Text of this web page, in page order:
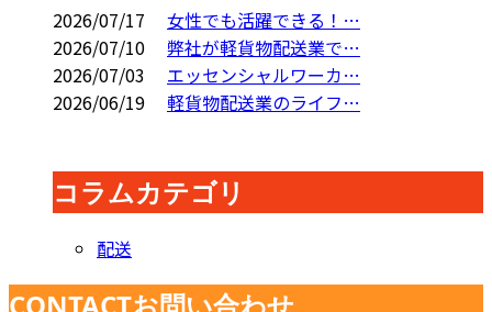
2026/07/17
女性でも活躍できる！…
2026/07/10
弊社が軽貨物配送業で…
2026/07/03
エッセンシャルワーカ…
2026/06/19
軽貨物配送業のライフ…
コラムカテゴリ
配送